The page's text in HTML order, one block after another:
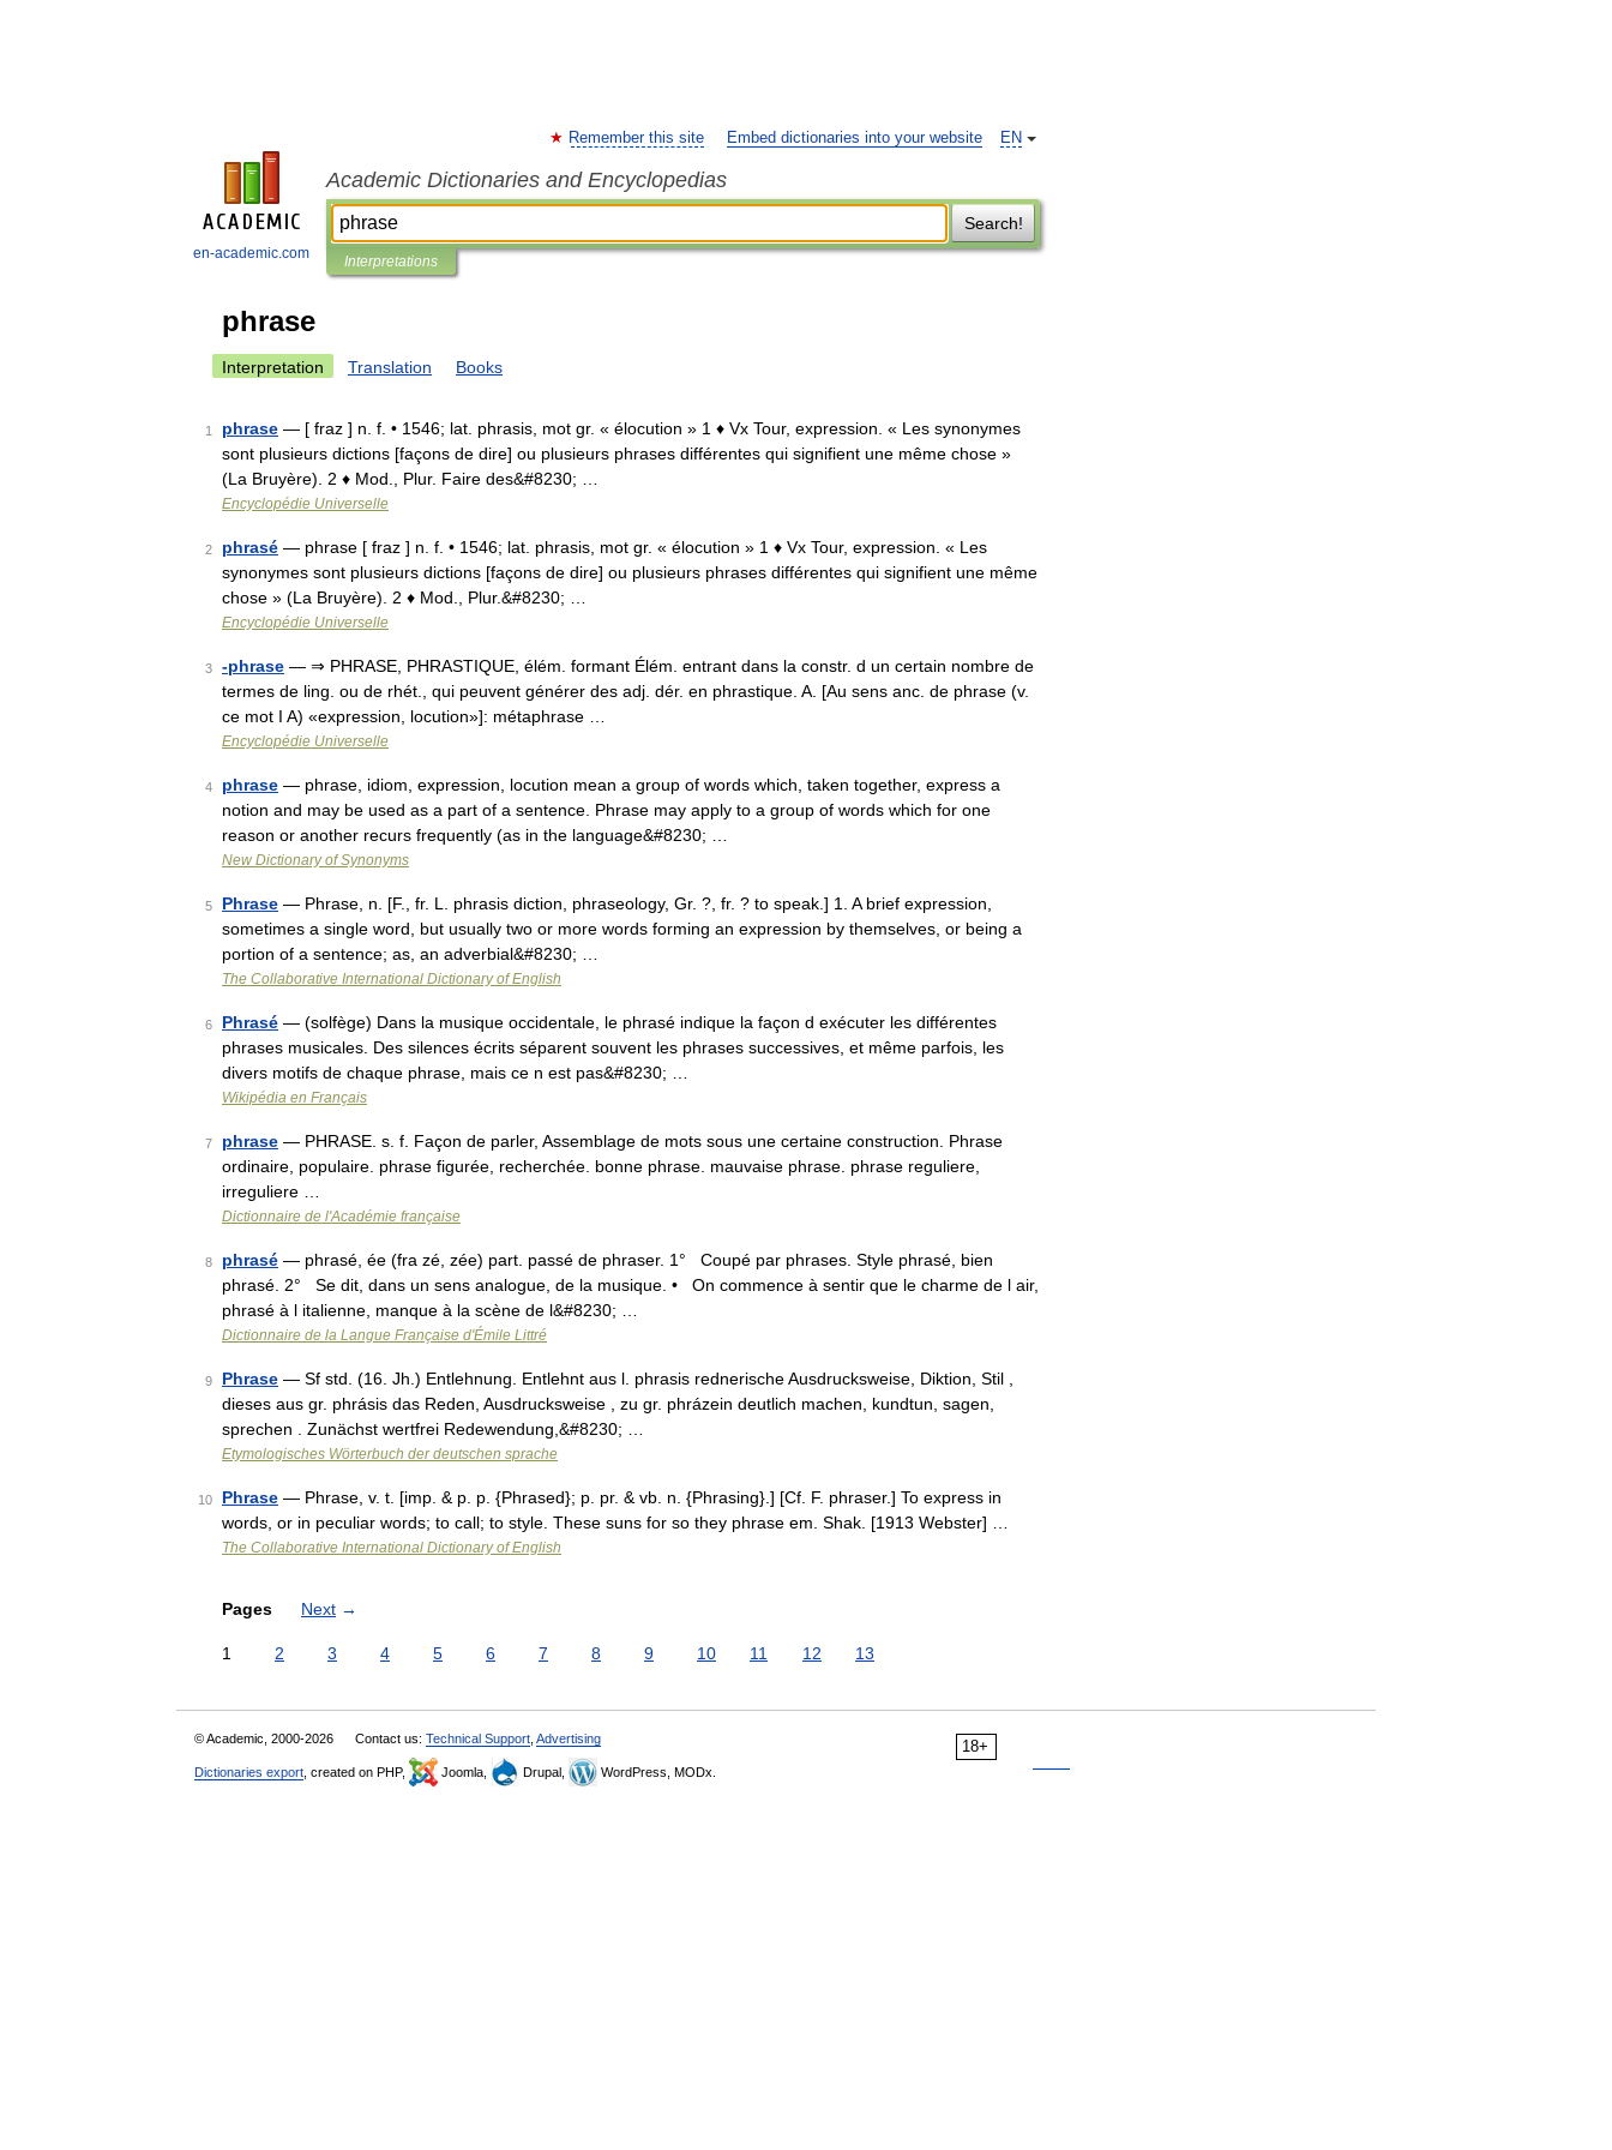
en-academic.com
EN
Remember this site Embed dictionaries into your website
Academic Dictionaries and Encyclopedias
Search!
Interpretations
phrase
Interpretation Translation Books
1 phrase — [ fraz ] n. f. • 1546; lat. phrasis, mot gr. « élocution » 1 ♦ Vx Tour, expression. « Les synonymes
sont plusieurs dictions [façons de dire] ou plusieurs phrases différentes qui signifient une même chose »
(La Bruyère). 2 ♦ Mod., Plur. Faire des&#8230; …
Encyclopédie Universelle
2 phrasé — phrase [ fraz ] n. f. • 1546; lat. phrasis, mot gr. « élocution » 1 ♦ Vx Tour, expression. « Les
synonymes sont plusieurs dictions [façons de dire] ou plusieurs phrases différentes qui signifient une même
chose » (La Bruyère). 2 ♦ Mod., Plur.&#8230; …
Encyclopédie Universelle
3 -phrase — ⇒ PHRASE, PHRASTIQUE, élém. formant Élém. entrant dans la constr. d un certain nombre de
termes de ling. ou de rhét., qui peuvent générer des adj. dér. en phrastique. A. [Au sens anc. de phrase (v.
ce mot I A) «expression, locution»]: métaphrase …
Encyclopédie Universelle
4 phrase — phrase, idiom, expression, locution mean a group of words which, taken together, express a
notion and may be used as a part of a sentence. Phrase may apply to a group of words which for one
reason or another recurs frequently (as in the language&#8230; …
New Dictionary of Synonyms
5 Phrase — Phrase, n. [F., fr. L. phrasis diction, phraseology, Gr. ?, fr. ? to speak.] 1. A brief expression,
sometimes a single word, but usually two or more words forming an expression by themselves, or being a
portion of a sentence; as, an adverbial&#8230; …
The Collaborative International Dictionary of English
6 Phrasé — (solfège) Dans la musique occidentale, le phrasé indique la façon d exécuter les différentes
phrases musicales. Des silences écrits séparent souvent les phrases successives, et même parfois, les
divers motifs de chaque phrase, mais ce n est pas&#8230; …
Wikipédia en Français
7 phrase — PHRASE. s. f. Façon de parler, Assemblage de mots sous une certaine construction. Phrase
ordinaire, populaire. phrase figurée, recherchée. bonne phrase. mauvaise phrase. phrase reguliere,
irreguliere …
Dictionnaire de l'Académie française
8 phrasé — phrasé, ée (fra zé, zée) part. passé de phraser. 1° Coupé par phrases. Style phrasé, bien
phrasé. 2° Se dit, dans un sens analogue, de la musique. • On commence à sentir que le charme de l air,
phrasé à l italienne, manque à la scène de l&#8230; …
Dictionnaire de la Langue Française d'Émile Littré
9 Phrase — Sf std. (16. Jh.) Entlehnung. Entlehnt aus l. phrasis rednerische Ausdrucksweise, Diktion, Stil ,
dieses aus gr. phrásis das Reden, Ausdrucksweise , zu gr. phrázein deutlich machen, kundtun, sagen,
sprechen . Zunächst wertfrei Redewendung,&#8230; …
Etymologisches Wörterbuch der deutschen sprache
10 Phrase — Phrase, v. t. [imp. & p. p. {Phrased}; p. pr. & vb. n. {Phrasing}.] [Cf. F. phraser.] To express in
words, or in peculiar words; to call; to style. These suns for so they phrase em. Shak. [1913 Webster] …
The Collaborative International Dictionary of English
Pages Next →
1 2 3 4 5 6 7 8 9 10 11 12 13
18+
© Academic, 2000-2026 Contact us: Technical Support Advertising
Dictionaries export , created on PHP, Joomla, Drupal, WordPress, MODx.